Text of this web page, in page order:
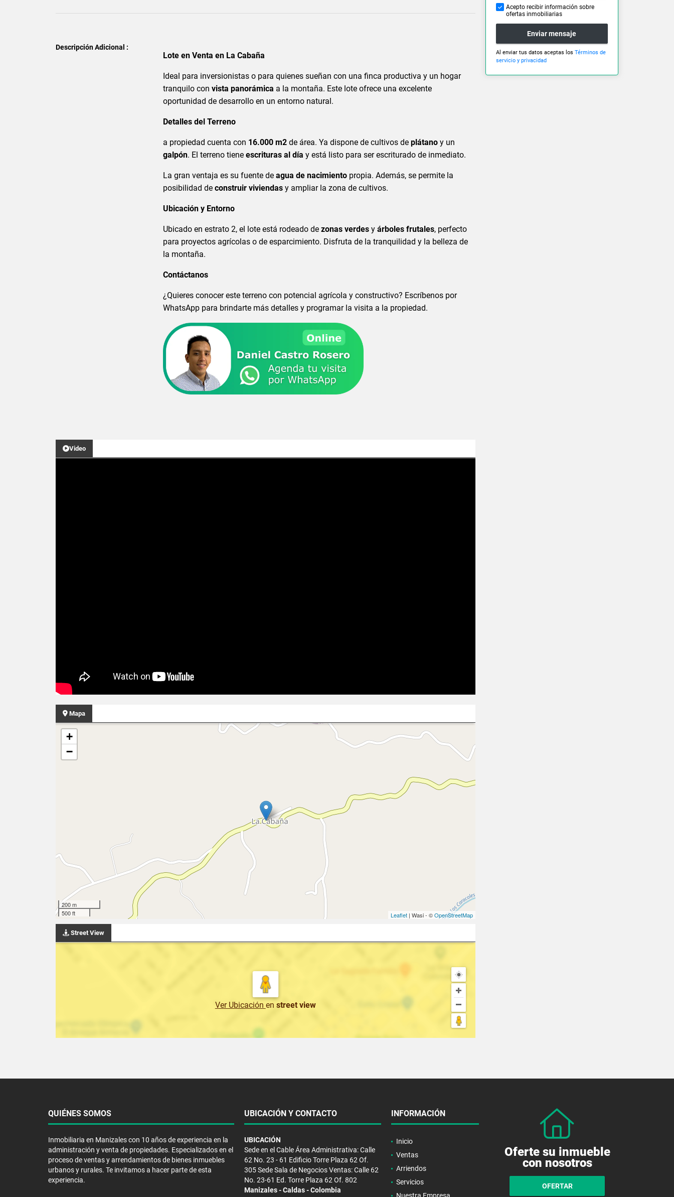
Descripción Adicional :
Lote en Venta en La Cabaña
Ideal para inversionistas o para quienes sueñan con una finca productiva y un hogar
tranquilo convista panorámica a la montaña. Este lote ofrece una excelente
oportunidad de desarrollo en un entorno natural.
Detalles del Terreno
a propiedad cuenta con 16.000 m2 de área. Ya dispone de cultivos deplátano y un
galpón. El terreno tieneescrituras al día y está listo para ser escriturado de inmediato.
La gran ventaja es su fuente deagua de nacimiento propia. Además, se permite la
posibilidad deconstruir viviendas y ampliar la zona de cultivos.
Ubicación y Entorno
Ubicado en estrato 2, el lote está rodeado dezonas verdes yárboles frutales, perfecto
para proyectos agrícolas o de esparcimiento. Disfruta de la tranquilidad y la belleza de
la montaña.
Contáctanos
¿Quieres conocer este terreno con potencial agrícola y constructivo? Escríbenos por
WhatsApp para brindarte más detalles y programar la visita a la propiedad.
Video
Mapa
+
−
200 m
500 ft
Leaflet| Wasi - ©OpenStreetMap
Street View
Ver Ubicación en street view
Acepto recibir información sobre
ofertas inmobiliarias
Enviar mensaje
Al enviar tus datos aceptas los Términos de
servicio y privacidad
QUIÉNES SOMOS
Inmobiliaria en Manizales con 10 años de experiencia en la
administración y venta de propiedades. Especializados en el
proceso de ventas y arrendamientos de bienes inmuebles
urbanos y rurales. Te invitamos a hacer parte de esta
experiencia.
UBICACIÓN Y CONTACTO
UBICACIÓN
Sede en el Cable Área Administrativa: Calle
62 No. 23 - 61 Edificio Torre Plaza 62 Of.
305 Sede Sala de Negocios Ventas: Calle 62
No. 23-61 Ed. Torre Plaza 62 Of. 802
Manizales - Caldas - Colombia
INFORMACIÓN
Inicio
Ventas
Arriendos
Servicios
Oferte su inmueble
con nosotros
OFERTAR